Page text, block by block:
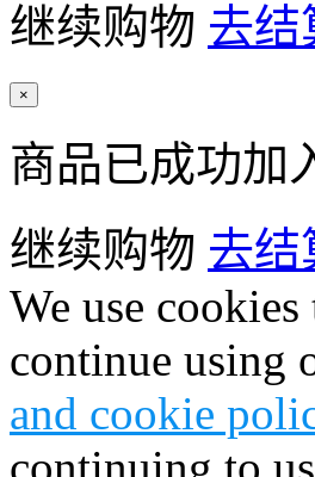
继续购物 去结
×
商品已成功加
继续购物 去结
We use
continue using
and cookie
continuing to